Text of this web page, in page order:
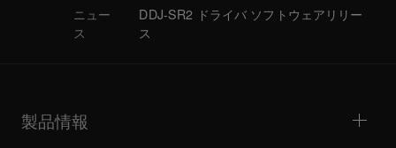
ニュー
ス
DDJ-SR2 ドライバ ソフトウェアリリー
ス
製品情報